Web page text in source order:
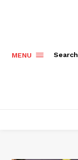
MENU Search